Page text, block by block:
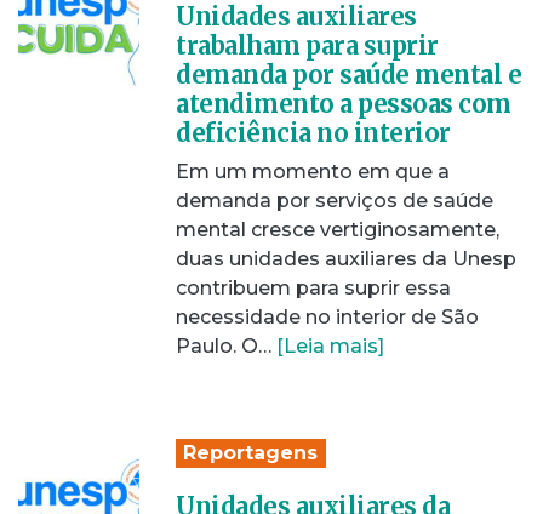
Unidades auxiliares
trabalham para suprir
demanda por saúde mental e
atendimento a pessoas com
deficiência no interior
Em um momento em que a
demanda por serviços de saúde
mental cresce vertiginosamente,
duas unidades auxiliares da Unesp
contribuem para suprir essa
necessidade no interior de São
Paulo. O… [Leia mais]
Reportagens
Unidades auxiliares da